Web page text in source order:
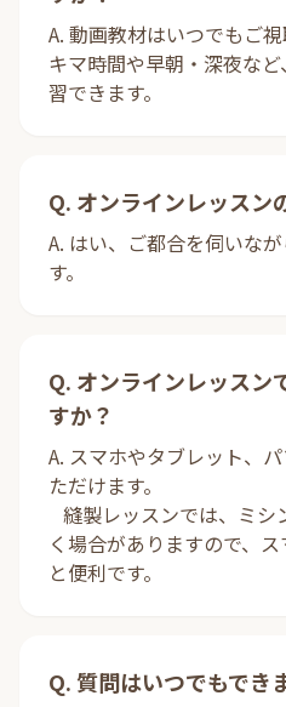
A. 動画教材はいつでもご
キマ時間や早朝・深夜な
習できます。
Q. オンラインレッスン
A. はい、ご都合を伺いな
す。
Q. オンラインレッスン
すか？
A. スマホやタブレット、
ただけます。
縫製レッスンでは、ミシ
く場合がありますので、
と便利です。
Q. 質問はいつでもでき